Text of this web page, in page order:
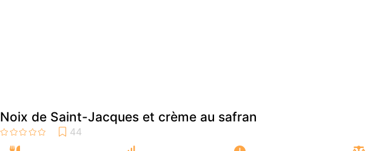
Noix de Saint-Jacques et crème au safran